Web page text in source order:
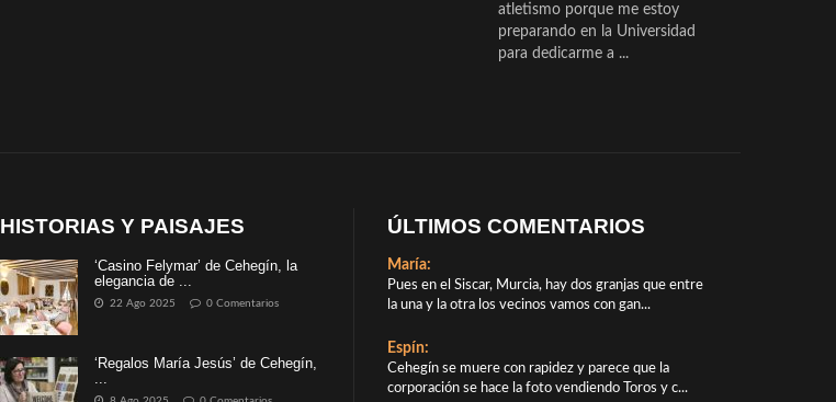
atletismo porque me estoy
preparando en la Universidad
para dedicarme a ...
HISTORIAS Y PAISAJES
‘Casino Felymar’ de Cehegín, la
elegancia de ...
22 Ago 2025 0 Comentarios
‘Regalos María Jesús’ de Cehegín,
ÚLTIMOS COMENTARIOS
María:
Pues en el Siscar, Murcia, hay dos granjas que entre
la una y la otra los vecinos vamos con gan...
Espín:
Cehegín se muere con rapidez y parece que la
corporación se hace la foto vendiendo Toros y c...